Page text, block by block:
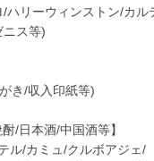
ハリーウィンストン/カル
ニス等)
き/収入印紙等)
/日本酒/中国酒等】
ル/カミュ/クルボアジェ/